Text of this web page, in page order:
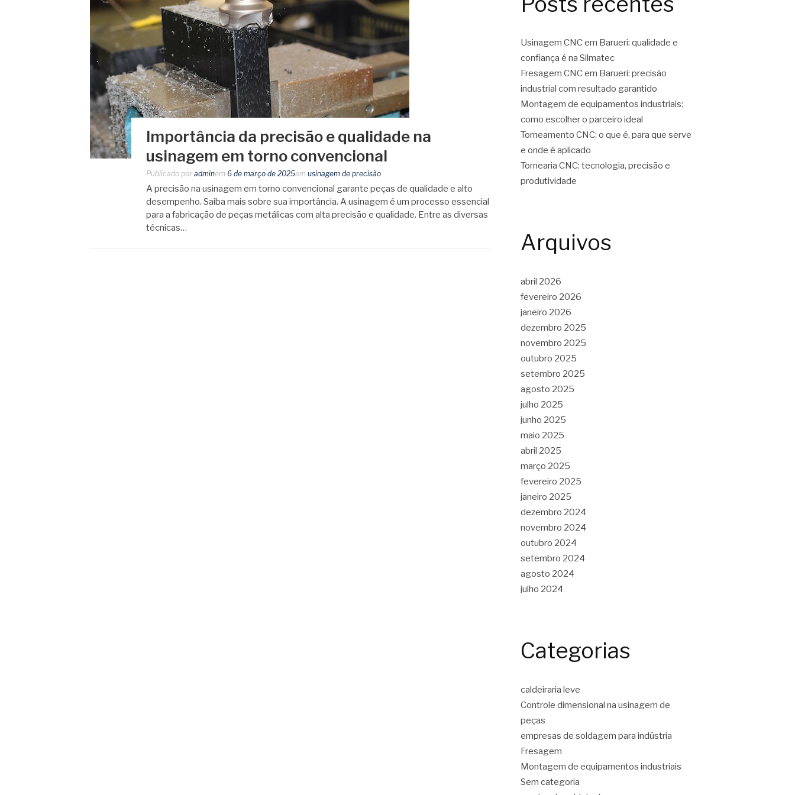
Importância da precisão e qualidade na
usinagem em torno convencional
Publicado por adminem 6 de março de 2025em usinagem de precisão
A precisão na usinagem em torno convencional garante peças de qualidade e alto
desempenho. Saiba mais sobre sua importância. A usinagem é um processo essencial
para a fabricação de peças metálicas com alta precisão e qualidade. Entre as diversas
técnicas…
Usinagem CNC em Barueri: qualidade e
confiança é na Silmatec
Fresagem CNC em Barueri: precisão
industrial com resultado garantido
Montagem de equipamentos industriais:
como escolher o parceiro ideal
Torneamento CNC: o que é, para que serve
e onde é aplicado
Tornearia CNC: tecnologia, precisão e
produtividade
Arquivos
abril 2026
fevereiro 2026
janeiro 2026
dezembro 2025
novembro 2025
outubro 2025
setembro 2025
agosto 2025
julho 2025
junho 2025
maio 2025
abril 2025
março 2025
fevereiro 2025
janeiro 2025
dezembro 2024
novembro 2024
outubro 2024
setembro 2024
agosto 2024
julho 2024
Categorias
caldeiraria leve
Controle dimensional na usinagem de
peças
empresas de soldagem para indústria
Fresagem
Montagem de equipamentos industriais
Sem categoria